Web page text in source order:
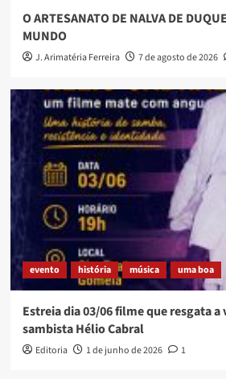
O ARTESANATO DE NALVA DE
MUNDO
J. Arimatéria Ferreira 7 de agosto de 2026
evento história música uma boa
Estreia dia 03/06 filme que resgata a
sambista Hélio Cabral
Editoria 1 de junho de 2026 1